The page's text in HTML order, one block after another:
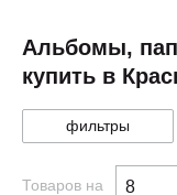
Альбомы,
купить в
фильтры
Товаров на